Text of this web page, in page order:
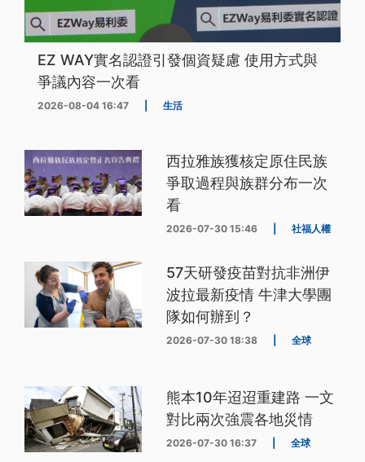
EZ WAY實名認證引發個資疑慮 使用方式與
爭議內容一次看
2026-08-04 16:47 生活
西拉雅族獲核定原住民族
爭取過程與族群分布一次
看
2026-07-30 15:46 社福人權
57天研發疫苗對抗非洲伊
波拉最新疫情 牛津大學團
隊如何辦到？
2026-07-30 18:38 全球
熊本10年迢迢重建路 一文
對比兩次強震各地災情
2026-07-30 16:37 全球